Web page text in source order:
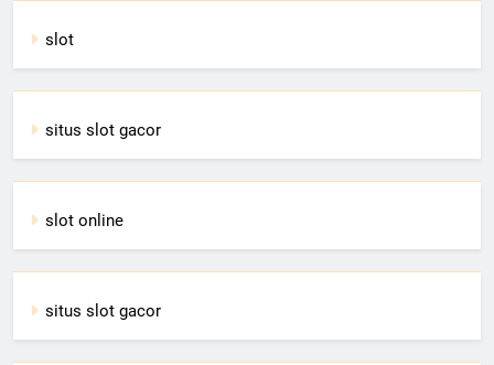
slot
situs slot gacor
slot online
situs slot gacor